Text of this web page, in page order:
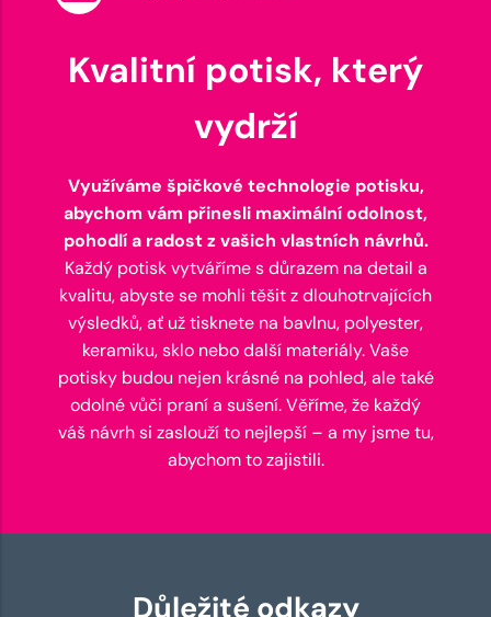
Kvalitní potisk, který
vydrží
Využíváme špičkové technologie potisku,
abychom vám přinesli maximální odolnost,
pohodlí a radost z vašich vlastních návrhů.
Každý potisk vytváříme s důrazem na detail a
kvalitu, abyste se mohli těšit z dlouhotrvajících
výsledků, ať už tisknete na bavlnu, polyester,
keramiku, sklo nebo další materiály. Vaše
potisky budou nejen krásné na pohled, ale také
odolné vůči praní a sušení. Věříme, že každý
váš návrh si zaslouží to nejlepší – a my jsme tu,
abychom to zajistili.
Důležité odkazy